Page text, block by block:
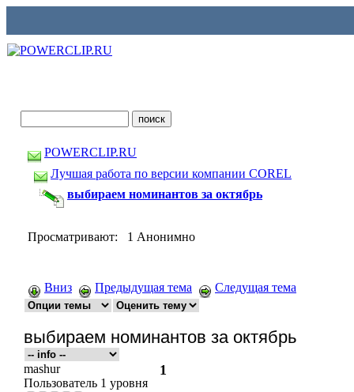
POWERCLIP.RU
Лучшая работа по версии компании COREL
выбираем номинантов за октябрь
Просматривают: 1 Анонимно
Вниз Предыдущая тема Следущая тема
выбираем номинантов за октябрь
mashur
Пользователь 1 уровня
1